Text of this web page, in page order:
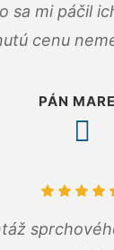
sa mi páčil
cenu
PÁN